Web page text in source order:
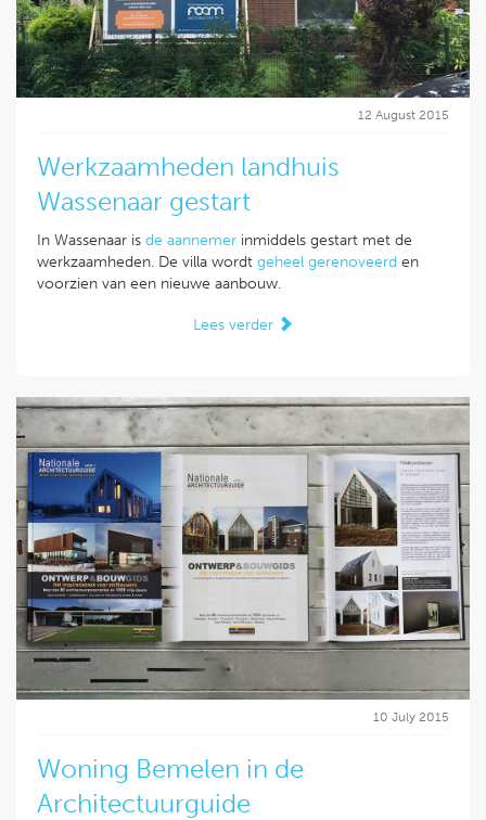
12 August 2015
Werkzaamheden landhuis
Wassenaar gestart
In Wassenaar is de aannemer inmiddels gestart met de
werkzaamheden. De villa wordt geheel gerenoveerd en
voorzien van een nieuwe aanbouw.
Lees verder
10 July 2015
Woning Bemelen in de
Architectuurguide